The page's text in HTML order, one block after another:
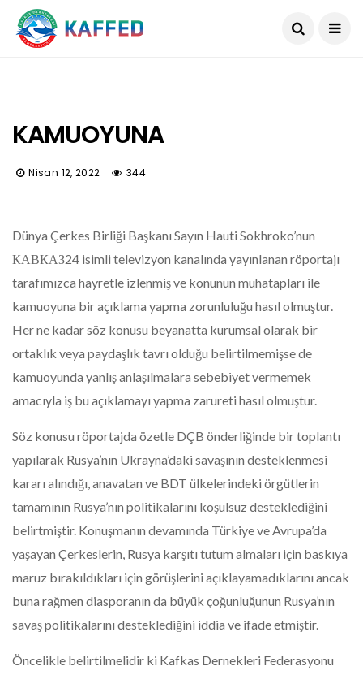
KAMUOYUNA
Nisan 12, 2022 344
Dünya Çerkes Birliği Başkanı Sayın Hauti Sokhroko’nun
КАВКАЗ24 isimli televizyon kanalında yayınlanan röportajı
tarafımızca hayretle izlenmiş ve konunun muhatapları ile
kamuoyuna bir açıklama yapma zorunluluğu hasıl olmuştur.
Her ne kadar söz konusu beyanatta kurumsal olarak bir
ortaklık veya paydaşlık tavrı olduğu belirtilmemişse de
kamuoyunda yanlış anlaşılmalara sebebiyet vermemek
amacıyla iş bu açıklamayı yapma zarureti hasıl olmuştur.
Söz konusu röportajda özetle DÇB önderliğinde bir toplantı
yapılarak Rusya’nın Ukrayna’daki savaşının desteklenmesi
kararı alındığı, anavatan ve BDT ülkelerindeki örgütlerin
tamamının Rusya’nın politikalarını koşulsuz desteklediğini
belirtmiştir. Konuşmanın devamında Türkiye ve Avrupa’da
yaşayan Çerkeslerin, Rusya karşıtı tutum almaları için baskıya
maruz bırakıldıkları için görüşlerini açıklayamadıklarını ancak
buna rağmen diasporanın da büyük çoğunluğunun Rusya’nın
savaş politikalarını desteklediğini iddia ve ifade etmiştir.
Öncelikle belirtilmelidir ki Kafkas Dernekleri Federasyonu